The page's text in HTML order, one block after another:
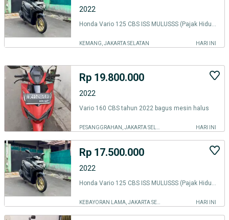
2022
Honda Vario 125 CBS ISS MULUSSS (Pajak Hidup Panjang)
KEMANG, JAKARTA SELATAN HARI INI
Rp 19.800.000
2022
Vario 160 CBS tahun 2022 bagus mesin halus
HARI INI
Rp 17.500.000
2022
Honda Vario 125 CBS ISS MULUSSS (Pajak Hidup Panjang)
HARI INI